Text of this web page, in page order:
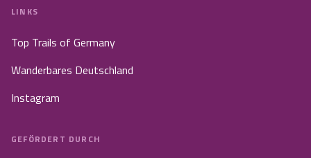
LINKS
Top Trails of Germany
Wanderbares Deutschland
Instagram
GEFÖRDERT DURCH